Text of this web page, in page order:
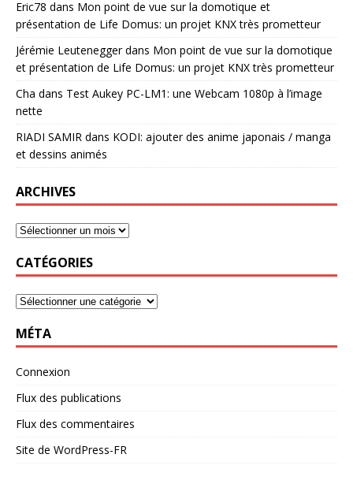
Eric78 dans Mon point de vue sur la domotique et
présentation de Life Domus: un projet KNX très prometteur
Jérémie Leuteneggerdans Mon point de vue sur la domotique
et présentation de Life Domus: un projet KNX très prometteur
Cha dans Test Aukey PC-LM1: une Webcam 1080p à l’image
nette
RIADI SAMIR dans KODI: ajouter des anime japonais / manga
et dessins animés
ARCHIVES
CATÉGORIES
MÉTA
Connexion
Flux des publications
Flux des commentaires
Site de WordPress-FR